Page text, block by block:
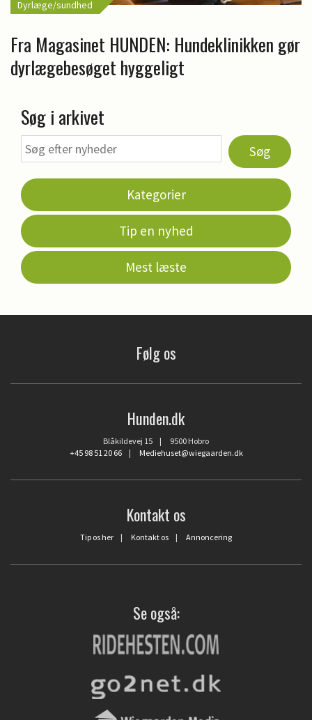
Dyrlæge/sundhed
Fra Magasinet HUNDEN: Hundeklinikken gør
dyrlægebesøget hyggeligt
Søg i arkivet
Søg
Kategorier
Tip en nyhed
Mest læste
Følg os
Hunden.dk
Blåkildevej 15 | 9500 Hobro
+45 98 51 20 66| Mediehuset@wiegaarden.dk
Kontakt os
Tip os her | Kontakt os | Annoncering
Se også: